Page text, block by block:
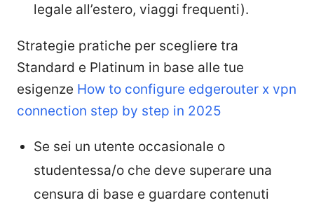
legale all’estero, viaggi frequenti).
Strategie pratiche per scegliere tra
Standard e Platinum in base alle tue
esigenze How to configure edgerouter x vpn
connection step by step in 2025
Se sei un utente occasionale o
studentessa/o che deve superare una
censura di base e guardare contenuti